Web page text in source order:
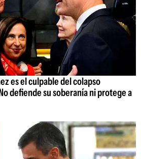
es el culpable del colapso
defiende su soberanía ni protege a